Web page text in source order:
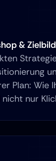
& Zielbild
Plan: Wie
nur